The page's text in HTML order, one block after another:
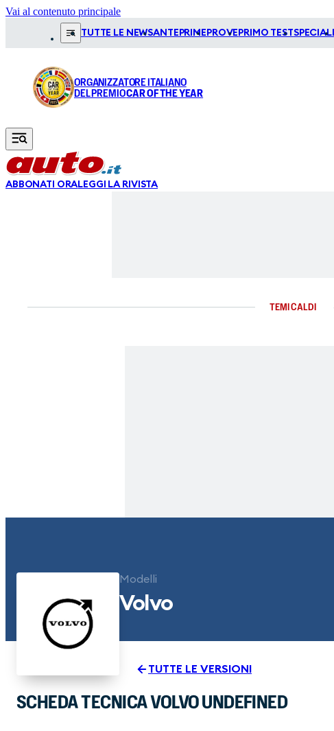
Vai al contenuto principale
TUTTE LE NEWSANTEPRIME PROVE PRIMO TESTSPECIALI
ORGANIZZATORE ITALIANO
DEL PREMIOCAR OF THE YEAR
ABBONATI ORALEGGI LA RIVISTA
TEMI CALDI
Modelli
Volvo
TUTTE LE VERSIONI
SCHEDA TECNICA VOLVO UNDEFINED